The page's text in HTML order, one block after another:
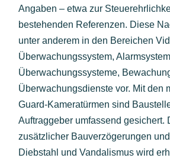
Angaben – etwa zur
bestehenden Referenzen. Diese
unter anderem in den Bereichen
Überwachungssystem,
Überwachungssysteme,
Überwachungsdienste vor. Mit den
Guard-Kameratürmen sind
Auftraggeber umfassend gesichert.
zusätzlicher Bauverzögerungen
Diebstahl und Vandalismus wird